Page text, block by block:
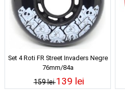
Set 4 Roti FR Street Invaders Negre
76mm/84a
159 lei139 lei